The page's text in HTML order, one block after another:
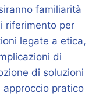
familiarità
riferimento per
legate a etica,
di
di soluzioni
pratico